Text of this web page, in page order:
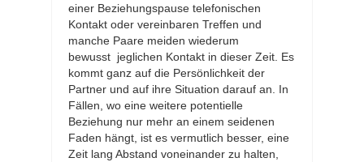
einer Beziehungspause telefonischen
Kontakt oder vereinbaren Treffen und
manche Paare meiden wiederum
bewusst jeglichen Kontakt in dieser Zeit. Es
kommt ganz auf die Persönlichkeit der
Partner und auf ihre Situation darauf an. In
Fällen, wo eine weitere potentielle
Beziehung nur mehr an einem seidenen
Faden hängt, ist es vermutlich besser, eine
Zeit lang Abstand voneinander zu halten,